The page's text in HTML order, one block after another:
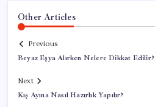
Other Articles
Previous
Beyaz Eşya Alırken Nelere Dikkat Edilir?
Next
Kış Ayına Nasıl Hazırlık Yapılır?